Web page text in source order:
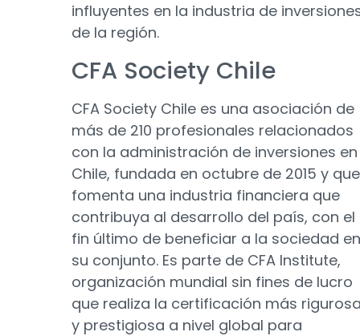
influyentes en la industria de
de la región.
CFA Society Chile
CFA Society Chile es una asociación de
más de 210 profesionales relacionados
con la administración de inversiones en
Chile, fundada en octubre de 2015 y que
fomenta una industria financiera que
contribuya al desarrollo del país, con el
fin último de beneficiar a la sociedad en
su conjunto. Es parte de CFA Institute,
organización mundial sin fines de lucro
que realiza la certificación más
y prestigiosa a nivel global para